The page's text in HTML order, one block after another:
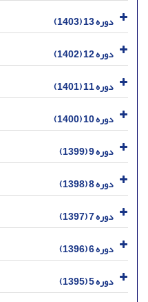
دوره 13 (1403)
دوره 12 (1402)
دوره 11 (1401)
دوره 10 (1400)
دوره 9 (1399)
دوره 8 (1398)
دوره 7 (1397)
دوره 6 (1396)
دوره 5 (1395)